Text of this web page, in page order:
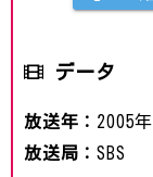
データ
放送年： 2005年
放送局：SBS